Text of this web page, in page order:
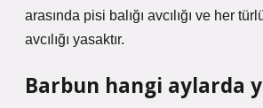
arasında pisi balığı avcılığı ve her
avcılığı yasaktır.
Barbun hangi aylarda